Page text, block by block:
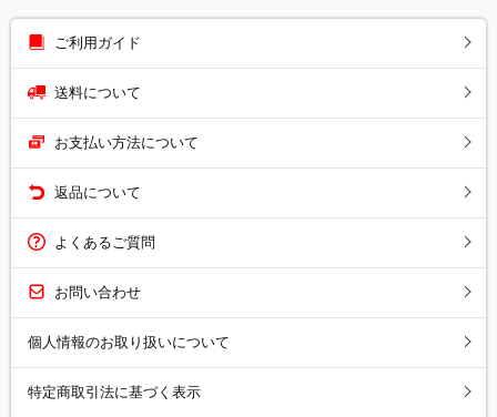
ご利用ガイド
送料について
お支払い方法について
返品について
よくあるご質問
お問い合わせ
個人情報のお取り扱いについて
特定商取引法に基づく表示